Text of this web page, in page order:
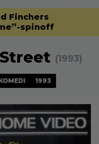
Finchers
spinoff
(1993)
1993